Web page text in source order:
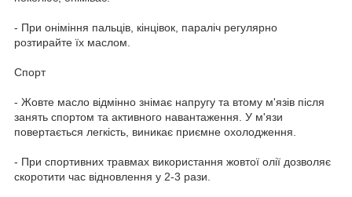
- При оніміння пальців, кінцівок, параліч регулярно
розтирайте їх маслом.
Спорт
- Жовте масло відмінно знімає напругу та втому м'язів після
занять спортом та активного навантаження. У м'язи
повертається легкість, виникає приємне охолодження.
- При спортивних травмах використання жовтої олії дозволяє
скоротити час відновлення у 2-3 рази.